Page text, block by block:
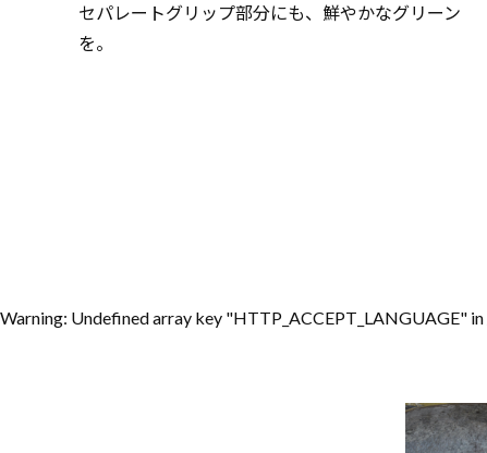
セパレートグリップ部分にも、鮮やかなグリーン
を。
Warning: Undefined array key "HTTP_ACCEPT_LANGUAGE" in